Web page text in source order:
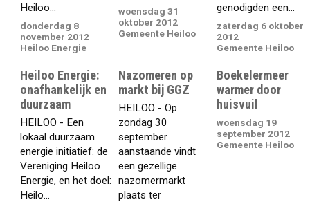
Heiloo...
donderdag 8
november 2012
Heiloo Energie
woensdag 31
oktober 2012
Gemeente Heiloo
genodigden een...
zaterdag 6 oktober
2012
Gemeente Heiloo
Heiloo Energie:
onafhankelijk en
duurzaam
HEILOO - Een
lokaal duurzaam
energie initiatief: de
Vereniging Heiloo
Energie, en het doel:
Heilo...
Nazomeren op
markt bij GGZ
HEILOO - Op
zondag 30
september
aanstaande vindt
een gezellige
nazomermarkt
plaats ter
Boekelermeer
warmer door
huisvuil
woensdag 19
september 2012
Gemeente Heiloo